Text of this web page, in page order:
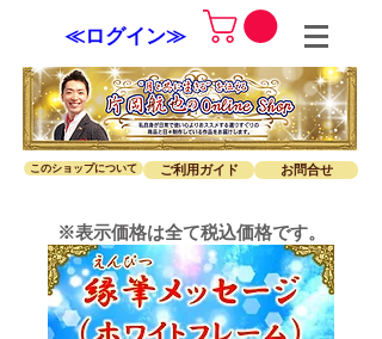
≪ログイン≫
このショップについて ご利用ガイド お問合せ
※表示価格は全て税込価格です。